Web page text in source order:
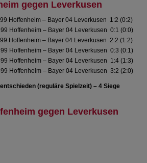
gegen Leverkusen
Hoffenheim – Bayer 04 Leverkusen 1:2 (0:2)
Hoffenheim – Bayer 04 Leverkusen 0:1 (0:0)
Hoffenheim – Bayer 04 Leverkusen 2:2 (1:2)
Hoffenheim – Bayer 04 Leverkusen 0:3 (0:1)
Hoffenheim – Bayer 04 Leverkusen 1:4 (1:3)
Hoffenheim – Bayer 04 Leverkusen 3:2 (2:0)
(reguläre Spielzeit) – 4 Siege
gegen Leverkusen